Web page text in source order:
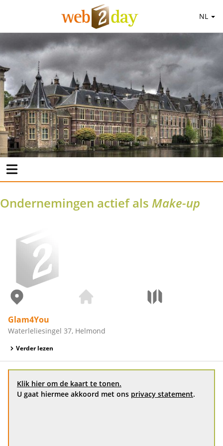
NL
Ondernemingen actief als Make-up
Glam4You
Waterleliesingel 37, Helmond
Verder lezen
Klik hier om de kaart te tonen.
U gaat hiermee akkoord met ons privacy statement.